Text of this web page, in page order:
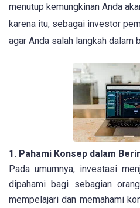
menutup kemungkinan Anda
karena itu, sebagai investor
agar Anda salah langkah dalam
1. Pahami Konsep dalam
Pada umumnya, investasi
dipahami bagi sebagian
mempelajari dan memahami